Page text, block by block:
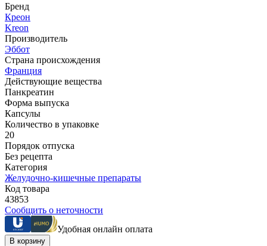
Бренд
Креон
Kreon
Производитель
Эббот
Страна происхождения
Франция
Действующие вещества
Панкреатин
Форма выпуска
Капсулы
Количество в упаковке
20
Порядок отпуска
Без рецепта
Категория
Желудочно-кишечные препараты
Код товара
43853
Сообщить о неточности
Удобная онлайн оплата
В корзину